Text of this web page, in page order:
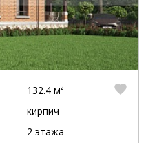
132.4 м²
кирпич
2 этажа